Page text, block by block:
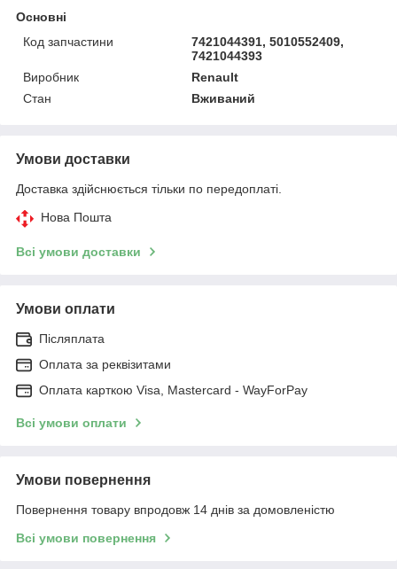
Основні
Код запчастини
7421044391, 5010552409,
7421044393
Виробник
Renault
Стан
Вживаний
Умови доставки
Доставка здійснюється тільки по передоплаті.
Нова Пошта
Всі умови доставки
Умови оплати
Післяплата
Оплата за реквізитами
Оплата карткою Visa, Mastercard - WayForPay
Всі умови оплати
Умови повернення
Повернення товару впродовж 14 днів за домовленістю
Всі умови повернення